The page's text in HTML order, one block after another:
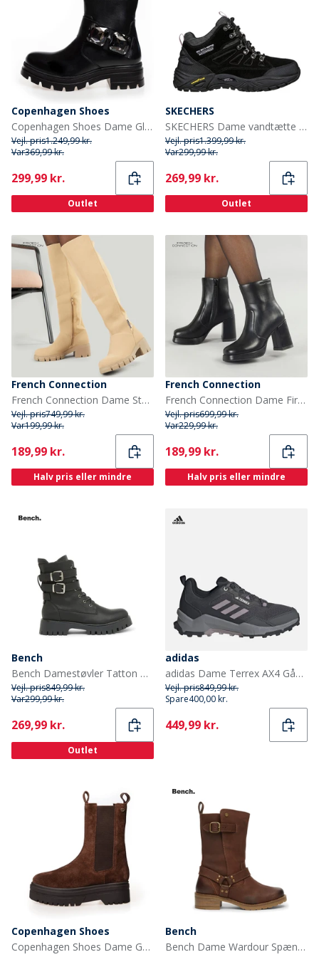
Copenhagen Shoes
Copenhagen Shoes Dame Glade Støvler 0001 Sort
Vejl. pris1.249,99 kr.
Var369,99 kr.
Current
299,99 kr.
Outlet
SKECHERS
SKECHERS Dame vandtætte sko Sort
Vejl. pris1.399,99 kr.
Var299,99 kr.
Current
269,99 kr.
Outlet
French Connection
French Connection Dame Støvler Med Højt Skaft Og Stræk, Stenfarvet
Vejl. pris749,99 kr.
Var199,99 kr.
Current
189,99 kr.
Halv pris eller mindre
French Connection
French Connection Dame Firkantet Tå Hæl Støvler Sort
Vejl. pris699,99 kr.
Var229,99 kr.
Current
189,99 kr.
Halv pris eller mindre
Bench
Bench Damestøvler Tatton med spænde Biker Sort
Vejl. pris849,99 kr.
Var299,99 kr.
Current
269,99 kr.
Outlet
adidas
adidas Dame Terrex AX4 Gåsko Grey Six/Preloved Fig/Core Black
Vejl. pris849,99 kr.
Spare400,00 kr.
Current
449,99 kr.
Copenhagen Shoes
Copenhagen Shoes Dame Going Suede Copenhagen Støvler 0035 Mørkebrun (Kaffe Bønne)
Bench
Bench Dame Wardour Spænde-Biker Støvler Brun